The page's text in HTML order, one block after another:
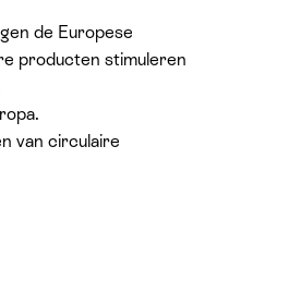
de Europese
producten stimuleren
van circulaire